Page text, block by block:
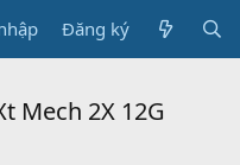
Đăng ký
Mech 2X 12G